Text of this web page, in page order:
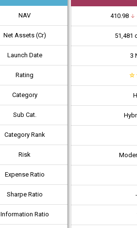
NAV
Net Assets (Cr)
Launch Date
Rating
Category
Sub Cat.
Category Rank
Risk
Expense Ratio
Sharpe Ratio
Information Ratio
₹410.98 ↓
3
☆